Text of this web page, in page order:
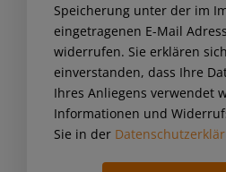
Speicherung unter der im
eingetragenen E-Mail
widerrufen. Sie erklären
einverstanden, dass Ihre
Ihres Anliegens verwendet
Informationen und
Sie in der